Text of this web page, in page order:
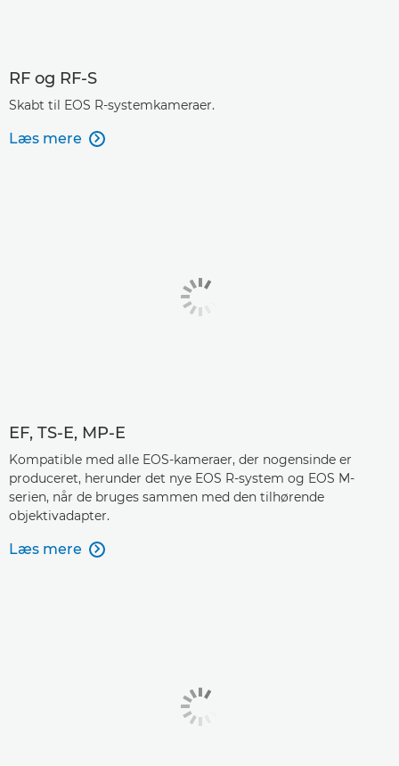
RF og RF-S
Skabt til EOS R-systemkameraer.
Læs mere 
EF, TS-E, MP-E
Kompatible med alle EOS-kameraer, der nogensinde er
produceret, herunder det nye EOS R-system og EOS M-
serien, når de bruges sammen med den tilhørende
objektivadapter.
Læs mere 